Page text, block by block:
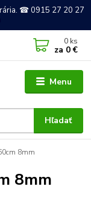
☎ 0915 27 20 27
Menu
Hľadať
0 ks
za 0 €
8mm
8mm